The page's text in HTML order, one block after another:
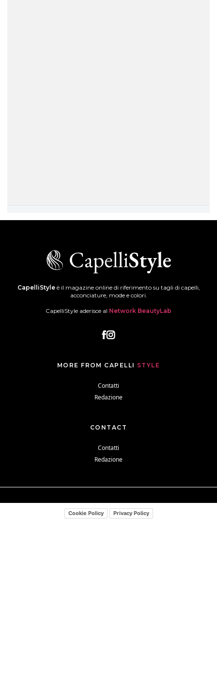
CapelliStyleè il magazine online di riferimento su tagli di capelli,
acconciature, mode e colori.
CapelliStyle aderisce al Network BeautyLab
MORE FROM CAPELLI STYLE
Contatti
Redazione
CONTACT
Contatti
Redazione
Cookie Policy Privacy Policy